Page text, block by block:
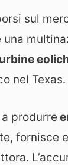
sul
una
nel Texas.
produrre
fornisce